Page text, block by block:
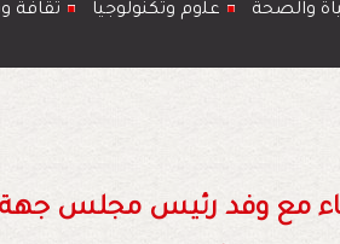
والصحة ﻋﻠوم وتكنولوجيا ﺛﻘﺎﻓﺔ
مع وفد رئيس مجلس جهة